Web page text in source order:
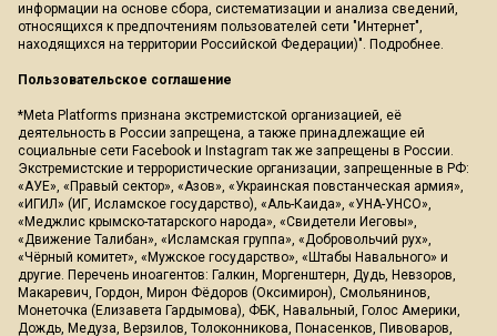
информации на основе сбора, систематизации и анализа сведений,
относящихся к предпочтениям пользователей сети "Интернет",
находящихся на территории Российской Федерации)". Подробнее.
Пользовательское соглашение
*Meta Platforms признана экстремистской организацией, её
деятельность в России запрещена, а также принадлежащие ей
социальные сети Facebook и Instagram так же запрещены в России.
Экстремистские и террористические организации, запрещенные в РФ:
«АУЕ», «Правый сектор», «Азов», «Украинская повстанческая армия»,
«ИГИЛ» (ИГ, Исламское государство), «Аль-Каида», «УНА-УНСО»,
«Меджлис крымско-татарского народа», «Свидетели Иеговы»,
«Движение Талибан», «Исламская группа», «Добровольчий рух»,
«Чёрный комитет», «Мужское государство», «Штабы Навального» и
другие. Перечень иноагентов: Галкин, Моргенштерн, Дудь, Невзоров,
Макаревич, Гордон, Мирон Фёдоров (Оксимирон), Смольянинов,
Монеточка (Елизавета Гардымова), ФБК, Навальный, Голос Америки,
Дождь, Медуза, Верзилов, Толоконникова, Понасенков, Пивоваров,